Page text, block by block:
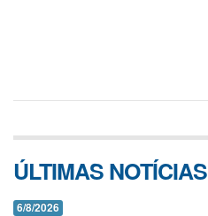
ÚLTIMAS NOTÍCIAS
6/8/2026